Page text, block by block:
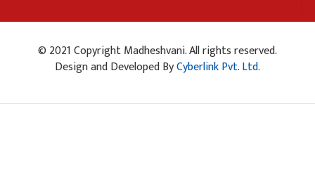
© 2021 Copyright Madheshvani. All rights reserved.
Design and Developed ByCyberlink Pvt. Ltd.